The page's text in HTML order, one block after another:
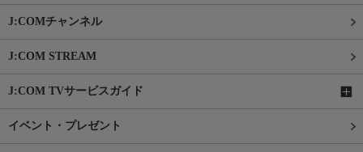
J:COMチャンネル
J:COM STREAM
J:COM TVサービスガイド
イベント・プレゼント